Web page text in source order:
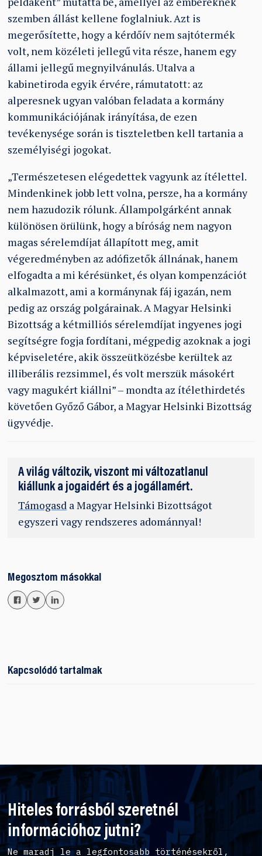
szemben állást kellene foglalniuk. Azt is
megerősítette, hogy a kérdőív nem sajtótermék
volt, nem közéleti jellegű vita része, hanem egy
állami jellegű megnyilvánulás. Utalva a
kabinetiroda egyik érvére, rámutatott: az
alperesnek ugyan valóban feladata a kormány
kommunikációjának irányítása, de ezen
tevékenysége során is tiszteletben kell tartania a
személyiségi jogokat.
„Természetesen elégedettek vagyunk az ítélettel.
Mindenkinek jobb lett volna, persze, ha a kormány
nem hazudozik rólunk. Állampolgárként annak
különösen örülünk, hogy a bíróság nem nagyon
magas sérelemdíjat állapított meg, amit
végeredményben az adófizetők állnának, hanem
elfogadta a mi kérésünket, és olyan kompenzációt
alkalmazott, ami a kormánynak fáj igazán, nem
pedig az ország polgárainak. A Magyar Helsinki
Bizottság a kétmilliós sérelemdíjat ingyenes jogi
segítségre fogja fordítani, mégpedig azoknak a jogi
képviseletére, akik összeütközésbe kerültek az
illiberális rezsimmel, és volt merszük másokért
vagy magukért kiállni” – mondta az ítélethirdetés
követően Győző Gábor, a Magyar Helsinki Bizottság
ügyvédje.
A világ változik, viszont mi változatlanul
kiállunk a jogaidért és a jogállamért.
Támogasd a Magyar Helsinki Bizottságot
egyszeri vagy rendszeres adománnyal!
Megosztom másokkal
Kapcsolódó tartalmak
Hiteles forrásból szeretnél
információhoz jutni?
Ne maradj le a legfontosabb történésekről,